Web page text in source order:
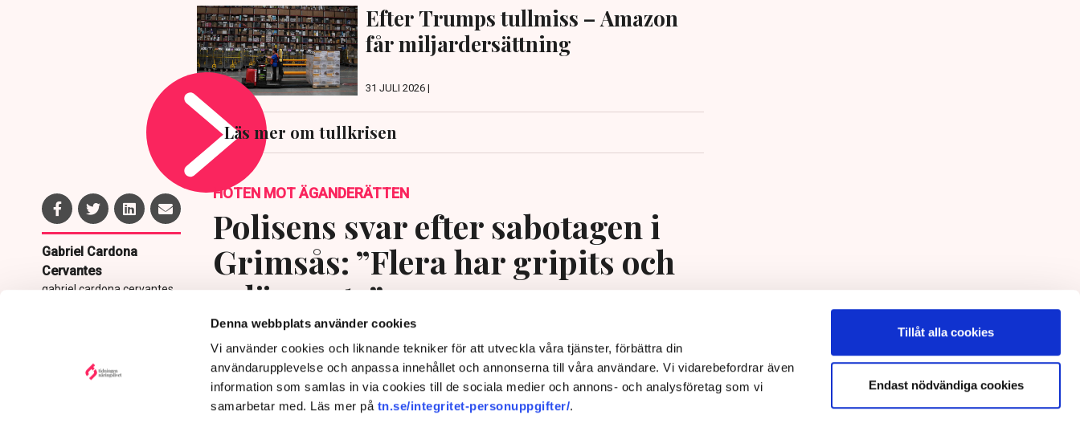
Denna webbplats använder cookies
Vi använder cookies och liknande tekniker för att utveckla våra tjänster, förbättra din
användarupplevelse och anpassa innehållet och annonserna till våra användare. Vi vidarebefordrar även
information som samlas in via cookies till de sociala medier och annons- och analysföretag som vi
samarbetar med. Läs mer på tn.se/integritet-personuppgifter/.
Tillåt alla cookies
Endast nödvändiga cookies
Efter Trumps tullmiss – Amazon
får miljardersättning
31 JULI 2026 |
Läs mer om tullkrisen
Gabriel Cardona
Cervantes
gabriel.cardona.cervantes
HOTEN MOT ÄGANDERÄTTEN
Polisens svar efter sabotagen i
Grimsås: ”Flera har gripits och
avlägsnats”